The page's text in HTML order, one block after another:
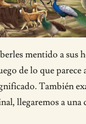
mentido a
de lo que
También
llegaremos a